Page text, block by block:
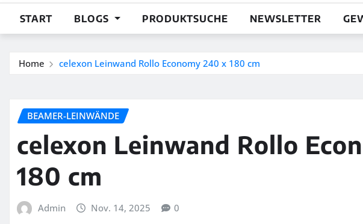
START BLOGS PRODUKTSUCHE NEWSLETTER
Home celexon Leinwand Rollo Economy 240 x 180 cm
BEAMER-LEINWÄNDE
celexon Leinwand Rollo
180 cm
Admin Nov. 14, 2025 0